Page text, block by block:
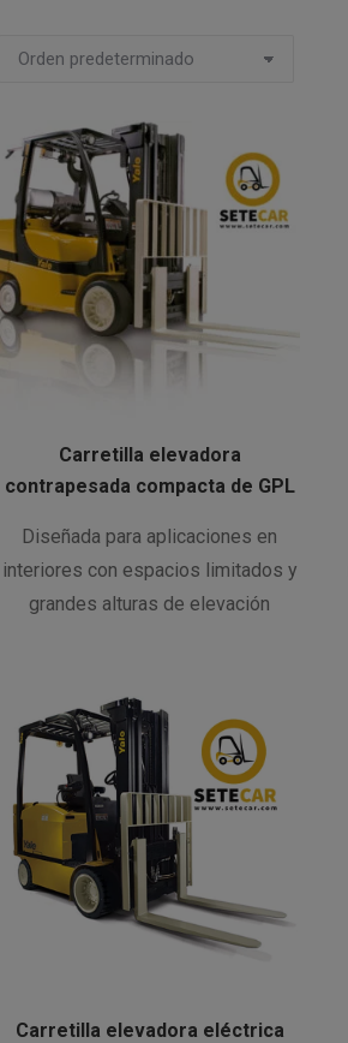
Carretilla elevadora
contrapesada compacta de GPL
Diseñada para aplicaciones en
interiores con espacios limitados y
grandes alturas de elevación
Carretilla elevadora eléctrica